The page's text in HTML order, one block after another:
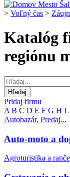
> Voľný čas >
Katalóg
regiónu
Pridaj firmu
A B C D E F G H I
Autobazár, Predaj...
Auto-moto a
Agroturistika a